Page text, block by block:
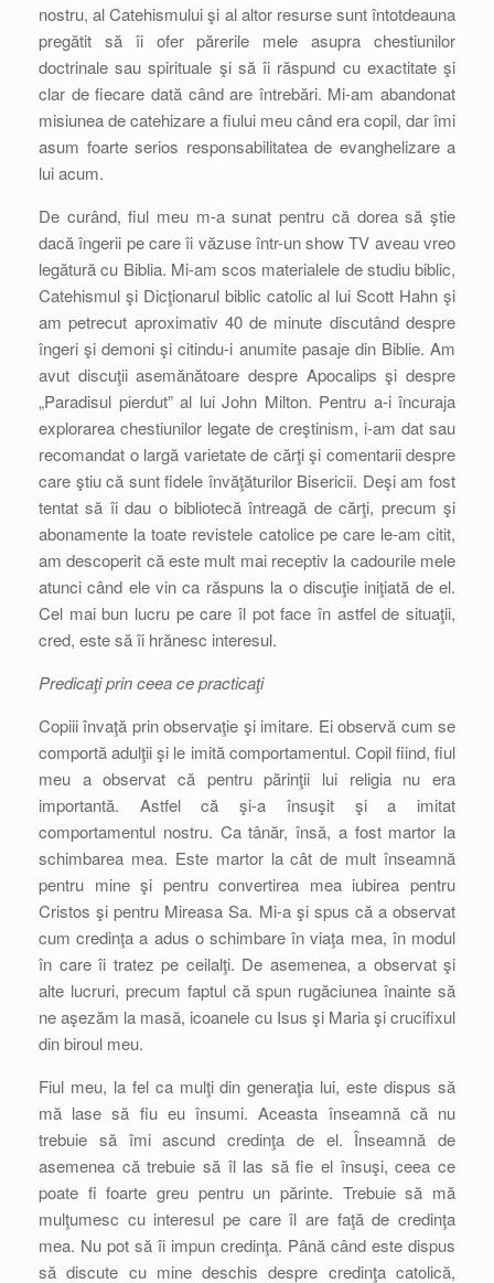
nostru, al Catehismului şi al altor resurse sunt întotdeauna
pregătit să îi ofer părerile mele asupra chestiunilor
doctrinale sau spirituale şi să îi răspund cu exactitate şi
clar de fiecare dată când are întrebări. Mi-am abandonat
misiunea de catehizare a fiului meu când era copil, dar îmi
asum foarte serios responsabilitatea de evanghelizare a
lui acum.
De curând, fiul meu m-a sunat pentru că dorea să ştie
dacă îngerii pe care îi văzuse într-un show TV aveau vreo
legătură cu Biblia. Mi-am scos materialele de studiu biblic,
Catehismul şi Dicţionarul biblic catolic al lui Scott Hahn şi
am petrecut aproximativ 40 de minute discutând despre
îngeri şi demoni şi citindu-i anumite pasaje din Biblie. Am
avut discuţii asemănătoare despre Apocalips şi despre
„Paradisul pierdut” al lui John Milton. Pentru a-i încuraja
explorarea chestiunilor legate de creştinism, i-am dat sau
recomandat o largă varietate de cărţi şi comentarii despre
care ştiu că sunt fidele învăţăturilor Bisericii. Deşi am fost
tentat să îi dau o bibliotecă întreagă de cărţi, precum şi
abonamente la toate revistele catolice pe care le-am citit,
am descoperit că este mult mai receptiv la cadourile mele
atunci când ele vin ca răspuns la o discuţie iniţiată de el.
Cel mai bun lucru pe care îl pot face în astfel de situaţii,
cred, este să îi hrănesc interesul.
Predicaţi prin ceea ce practicaţi
Copiii învaţă prin observaţie şi imitare. Ei observă cum se
comportă adulţii şi le imită comportamentul. Copil fiind, fiul
meu a observat că pentru părinţii lui religia nu era
importantă. Astfel că şi-a însuşit şi a imitat
comportamentul nostru. Ca tânăr, însă, a fost martor la
schimbarea mea. Este martor la cât de mult înseamnă
pentru mine şi pentru convertirea mea iubirea pentru
Cristos şi pentru Mireasa Sa. Mi-a şi spus că a observat
cum credinţa a adus o schimbare în viaţa mea, în modul
în care îi tratez pe ceilalţi. De asemenea, a observat şi
alte lucruri, precum faptul că spun rugăciunea înainte să
ne aşezăm la masă, icoanele cu Isus şi Maria şi crucifixul
din biroul meu.
Fiul meu, la fel ca mulţi din generaţia lui, este dispus să
mă lase să fiu eu însumi. Aceasta înseamnă că nu
trebuie să îmi ascund credinţa de el. Înseamnă de
asemenea că trebuie să îl las să fie el însuşi, ceea ce
poate fi foarte greu pentru un părinte. Trebuie să mă
mulţumesc cu interesul pe care îl are faţă de credinţa
mea. Nu pot să îi impun credinţa. Până când este dispus
să discute cu mine deschis despre credinţa catolică,